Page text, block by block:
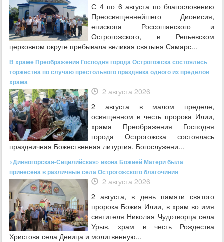
С 4 по 6 августа по благословению
Преосвященнейшего Дионисия,
епископа Россошанского и
Острогожского, в Репьевском
церковном округе пребывала великая святыня Самарс...
В храме Преображения Господня города Острогожска состоялись
торжества по случаю престольного праздника одного из пределов
храма
2 августа 2026
2 августа в малом пределе,
освященном в честь пророка Илии,
храма Преображения Господня
города Острогожска состоялась
праздничная Божественная литургия. Богослужени...
«Дивногорская-Сицилийская» икона Божией Матери была
принесена в различные села Острогожского благочиния
2 августа 2026
2 августа, в день памяти святого
пророка Божия Илии, в храм во имя
святителя Николая Чудотворца села
Урыв, храм в честь Рождества
Христова села Девица и молитвенную...